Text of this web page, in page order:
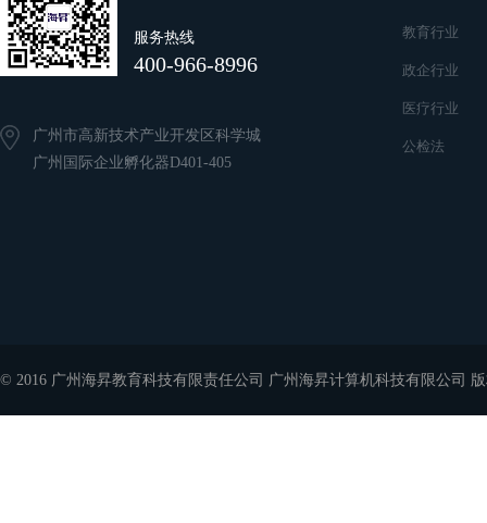
服务热线
400-966-8996
广州市高新技术产业开发区科学城
广州国际企业孵化器D401-405
教育行业
政企行业
医疗行业
公检法
© 2016 广州海昇教育科技有限责任公司 广州海昇计算机科技有限公司